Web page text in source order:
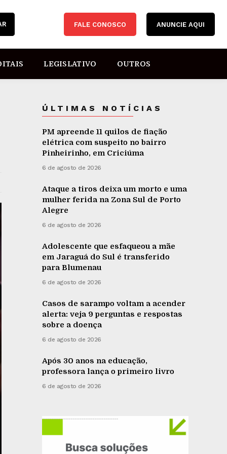
FALE CONOSCO ANUNCIE AQUI
LEGISLATIVO OUTROS
ÚLTIMAS NOTÍCIAS
PM apreende 11 quilos de fiação
elétrica com suspeito no bairro
Pinheirinho, em Criciúma
6 de agosto de 2026
Ataque a tiros deixa um morto e uma
mulher ferida na Zona Sul de Porto
Alegre
6 de agosto de 2026
Adolescente que esfaqueou a mãe
em Jaraguá do Sul é transferido
para Blumenau
6 de agosto de 2026
Casos de sarampo voltam a acender
alerta: veja 9 perguntas e respostas
sobre a doença
6 de agosto de 2026
Após 30 anos na educação,
professora lança o primeiro livro
6 de agosto de 2026